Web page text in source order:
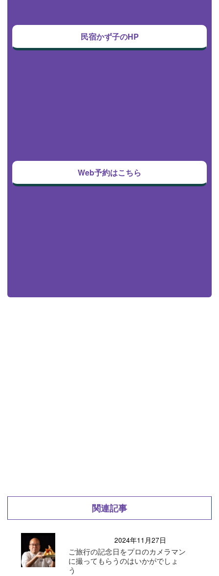
民宿かず子のHP
Web予約はこちら
関連記事
2024年11月27日
ご旅行の記念日をプロのカメラマン
に撮ってもらうのはいかがでしょ
う